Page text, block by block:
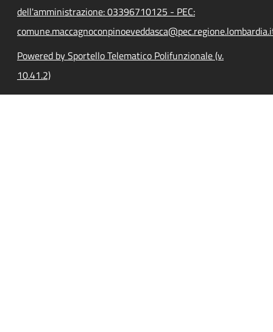
dell'amministrazione: 03396710125 - PEC:
Powered by Sportello Telematico Polifunzionale (v.
10.41.2)